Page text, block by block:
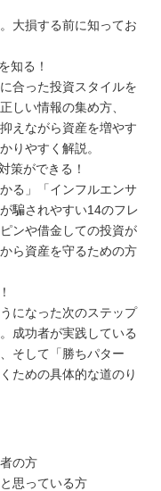
大損する前に知ってお
知る！
合った投資スタイルを
しい情報の集め方、
えながら資産を増やす
りやすく解説。
策ができる！
る」「インフルエンサ
騙されやすい14のフレ
ンや借金しての投資が
ら資産を守るための方
になった次のステップ
成功者が実践している
そして「勝ちパター
ための具体的な道のり
の方
思っている方